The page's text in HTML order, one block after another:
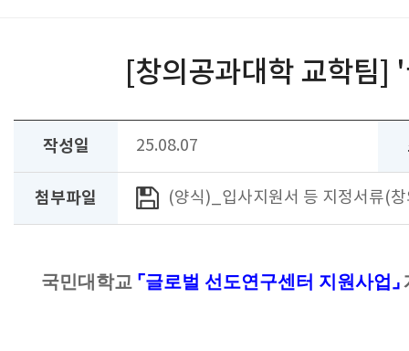
[창의공과대학 교학팀]
작성일 25.08.07
첨부파일 (양식)_입사지원서 등 지정서류(
국민대학교 ⌜글로벌 선도연구센터 지원사업 ⌟